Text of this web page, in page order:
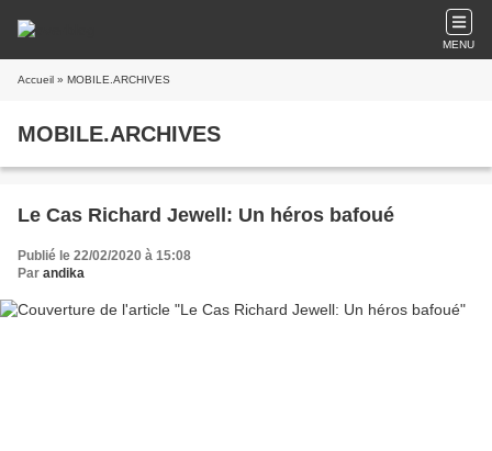
MENU
Accueil » MOBILE.ARCHIVES
MOBILE.ARCHIVES
Le Cas Richard Jewell: Un héros bafoué
Publié le 22/02/2020 à 15:08
Par andika